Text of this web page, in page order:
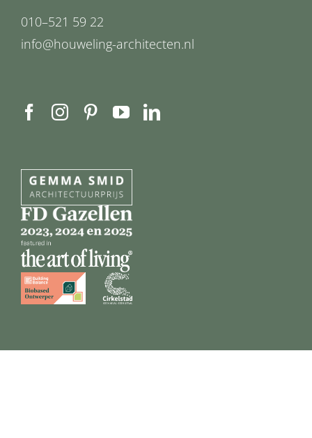
010–521 59 22
info@houweling-architecten.nl